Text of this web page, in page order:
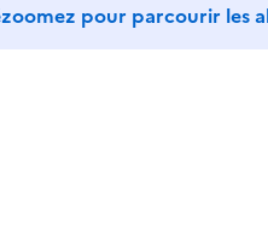
pour parcourir les